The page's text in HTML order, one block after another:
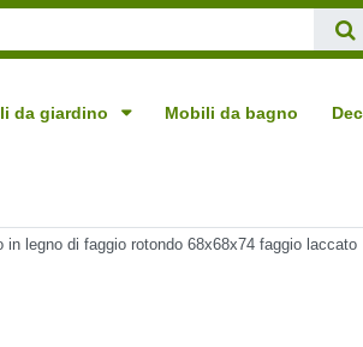
da giardino Mobili da bagno
in legno di faggio rotondo 68x68x74 faggio laccato